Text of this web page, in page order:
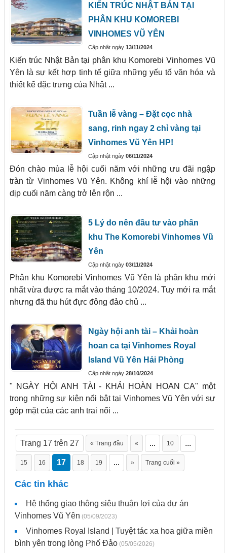
KIẾN TRÚC NHẬT BẢN TẠI
PHÂN KHU KOMOREBI
VINHOMES VŨ YÊN
Cập nhật ngày 13/11/2024
Kiến trúc Nhật Bản tại phân khu Komorebi Vinhomes Vũ
Yên là sự kết hợp tinh tế giữa những yếu tố văn hóa và
thiết kế đặc trưng của Nhật ...
Tuần lễ vàng – Đặt cọc nhà
sang, rinh ngay 2 chỉ vàng tại
Vinhomes Vũ Yên HP!
Cập nhật ngày 06/11/2024
Đón chào mùa lễ hội cuối năm với những ưu đãi ngập
tràn từ Vinhomes Vũ Yên. Không khí lễ hội vào những
dịp cuối năm càng trở lên rộn ...
5 Lý do nên đầu tư vào phân
khu The Komorebi Vinhomes Vũ
Yên
Cập nhật ngày 03/11/2024
Phân khu Komorebi Vinhomes Vũ Yên là phân khu mới
nhất vừa được ra mắt vào tháng 10/2024. Tuy mới ra mắt
nhưng đã thu hút đực đông đảo chủ ...
Ngày hội anh tài – Khải hoàn
hoan ca tại Vinhomes Royal
Island Vũ Yên Hải Phòng
Cập nhật ngày 28/10/2024
" NGÀY HỘI ANH TÀI - KHẢI HOÀN HOAN CA" một
trong những sự kiện nổi bật tại Vinhomes Vũ Yên với sự
góp mặt của các anh trai nổi ...
Trang 17 trên 27 « Trang đầu « ... 10 ...
15 16 17 18 19 ... » Trang cuối »
Các tin khác
Hệ thống giao thông siêu thuận lợi của dự án
Vinhomes Vũ Yên (05/09/2023)
Vinhomes Royal Island | Tuyệt tác xa hoa giữa miền
bình yên trong lòng Phố Đảo (05/05/2026)